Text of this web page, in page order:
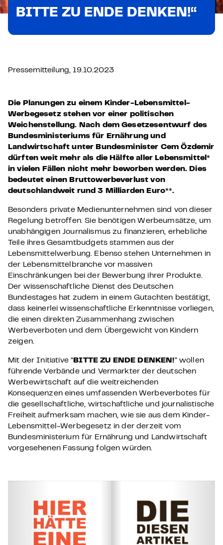
BITTE ZU ENDE DENKEN!“
Pressemitteilung, 19.10.2023
Die Planungen zu einem Kinder-Lebensmittel-
Werbegesetz stehen vor einer politischen
Weichenstellung. Nach dem Gesetzesentwurf des
Bundesministeriums für Ernährung und
Landwirtschaft unter Bundesminister Cem Özdemir
dürften weit mehr als die Hälfte aller Lebensmittel*
in vielen Fällen nicht mehr beworben werden. Dies
bedeutet einen Bruttowerbeverlust von
deutschlandweit rund 3 Milliarden Euro**.
Besonders private Medienunternehmen sind von dieser
Regelung betroffen. Sie benötigen Werbeumsätze, um
unabhängigen Journalismus zu finanzieren, erhebliche
Teile ihres Gesamtbudgets stammen aus der
Lebensmittelwerbung. Ebenso stehen Unternehmen in
der Lebensmittelbranche vor massiven
Einschränkungen bei der Bewerbung ihrer Produkte.
Der wissenschaftliche Dienst des Deutschen
Bundestages hat zudem in einem Gutachten bestätigt,
dass keinerlei wissenschaftliche Erkenntnisse vorliegen,
die einen direkten Zusammenhang zwischen
Werbeverboten und dem Übergewicht von Kindern
zeigen.
Mit der Initiative “ BITTE ZU ENDE DENKEN!” wollen
führende Verbände und Vermarkter der deutschen
Werbewirtschaft auf die weitreichenden
Konsequenzen eines umfassenden Werbeverbotes für
die gesellschaftliche, wirtschaftliche und journalistische
Freiheit aufmerksam machen, wie sie aus dem Kinder-
Lebensmittel-Werbegesetz in der derzeit vom
Bundesministerium für Ernährung und Landwirtschaft
vorgesehenen Fassung folgen würden.